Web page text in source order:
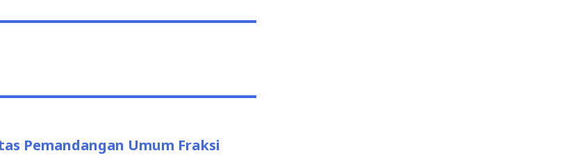
Pemandangan Umum Fraksi